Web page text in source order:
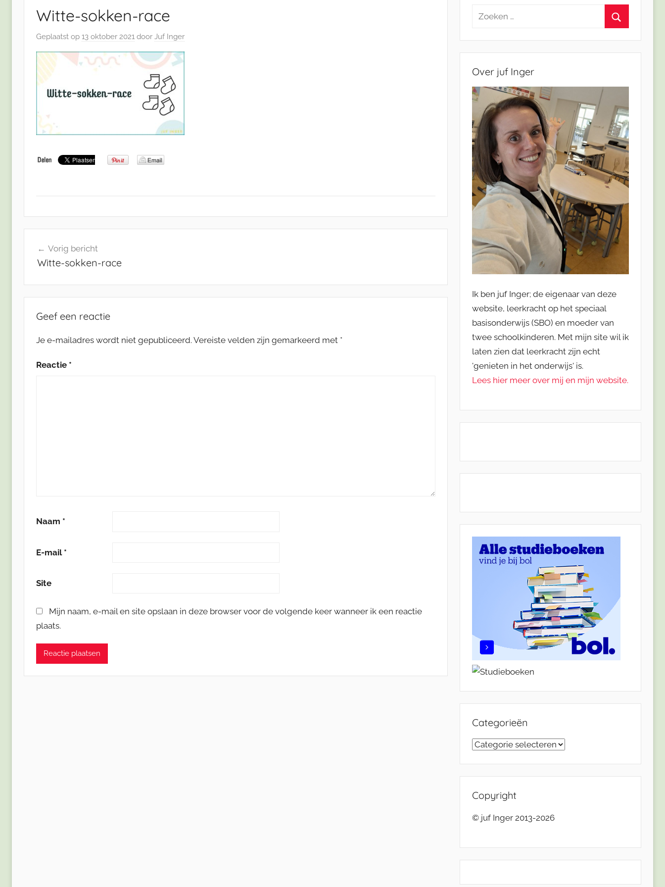
Witte-sokken-race
Geplaatst op 13 oktober 2021 door Juf Inger
navigatie
Vorig bericht
Witte-sokken-race
Geef een reactie
Je e-mailadres wordt niet gepubliceerd. Vereiste velden zijn gemarkeerd met *
Reactie *
Naam *
E-mail *
Site
Mijn naam, e-mail en site opslaan in deze browser voor de volgende keer wanneer ik een reactie
plaats.
Zoeken
Over juf Inger
Ik ben juf Inger; de eigenaar van deze
website, leerkracht op het speciaal
basisonderwijs (SBO) en moeder van
twee schoolkinderen. Met mijn site wil ik
laten zien dat leerkracht zijn echt
'genieten in het onderwijs' is.
Lees hier meer over mij en mijn website.
Categorieën
Categorieën
Copyright
© juf Inger 2013-2026